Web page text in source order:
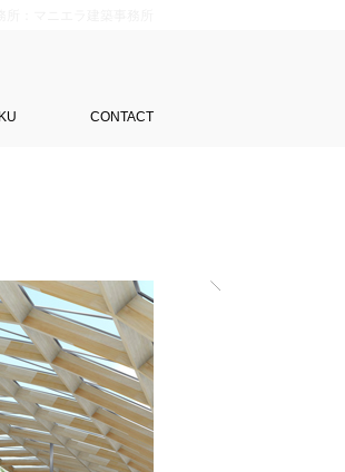
CONTACT